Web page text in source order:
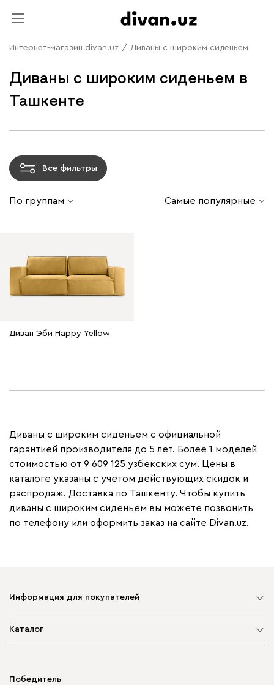
Интернет-магазин divan.uz / Диваны с широким сиденьем
Диваны с широким сиденьем в
Ташкенте
Все фильтры
По группам Самые популярные
Диван Эби Happy Yellow
Диваны с широким сиденьем с официальной
гарантией производителя до 5 лет. Более 1 моделей
стоимостью от 9 609 125 узбекских сум. Цены в
каталоге указаны с учетом действующих скидок и
распродаж. Доставка по Ташкенту. Чтобы купить
диваны с широким сиденьем вы можете позвонить
по телефону или оформить заказ на сайте Divan.uz.
Информация для покупателей
Каталог
Корпусная мебель
Победитель